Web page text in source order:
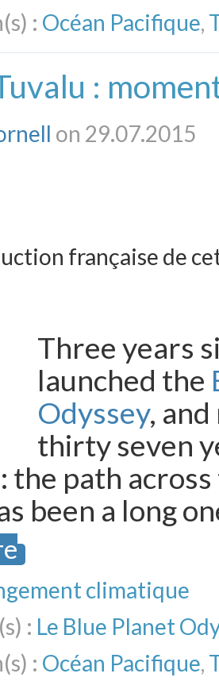
: Océan Pacifique,
:
on 29.07.2015
française de
Three years
launched the
Odyssey,
thirty seven
the path
been a long
climatique
: Le Blue Planet
: Océan Pacifique,